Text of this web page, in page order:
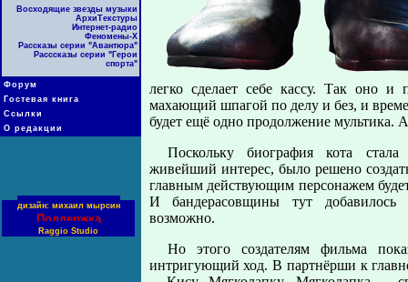
Восходящие звезды музыки
АрхиТекстуры
Интернет-радио
Феномены-Х
Рассказы серии "Авантюра"
Расссказы серии "Герои
спорта"
Форум
Гостевая книга
Ссылки
О редакции
дизайн: михаил мырсин
Поддержка
Raggio Studio
легко сделает себе кассу. Так оно
махающий шпагой по делу и без, и
будет ещё одно продолжение
Поскольку биография кота
живейший интерес, было решено
главным действующим персонажем
И бандерасовщины тут добавилось
возможно.
Но этого создателям фильма
интригующий ход. В партнёрши к